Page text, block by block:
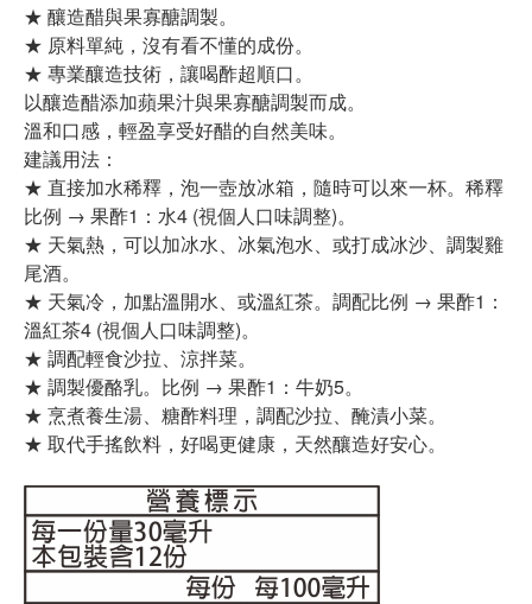
★ 釀造醋與果寡醣調製。
★ 原料單純，沒有看不懂的成份。
★ 專業釀造技術，讓喝酢超順口。
以釀造醋添加蘋果汁與果寡醣調製而成。
溫和口感，輕盈享受好醋的自然美味。
建議用法：
★ 直接加水稀釋，泡一壺放冰箱，隨時可以來一杯。稀釋
比例 → 果酢1：水4 (視個人口味調整)。
★ 天氣熱，可以加冰水、冰氣泡水、或打成冰沙、調製雞
尾酒。
★ 天氣冷，加點溫開水、或溫紅茶。調配比例 → 果酢1：
溫紅茶4 (視個人口味調整)。
★ 調配輕食沙拉、涼拌菜。
★ 調製優酪乳。比例 → 果酢1：牛奶5。
★ 烹煮養生湯、糖酢料理，調配沙拉、醃漬小菜。
★ 取代手搖飲料，好喝更健康，天然釀造好安心。